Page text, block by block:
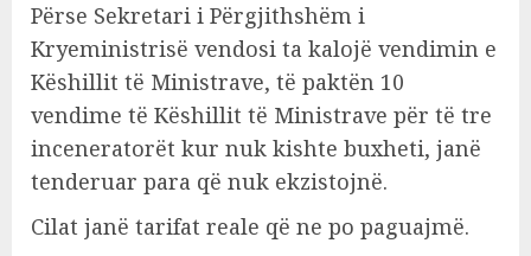
Përse Sekretari i Përgjithshëm i
Kryeministrisë vendosi ta kalojë vendimin e
Këshillit të Ministrave, të paktën 10
vendime të Këshillit të Ministrave për të tre
inceneratorët kur nuk kishte buxheti, janë
tenderuar para që nuk ekzistojnë.
Cilat janë tarifat reale që ne po paguajmë.